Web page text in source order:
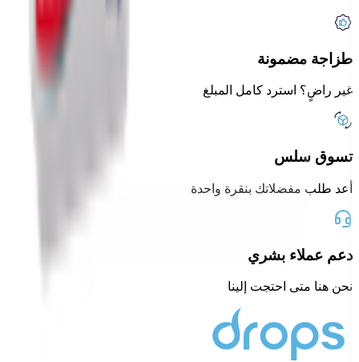
طزاجة مضمونة
غير راضٍ؟ استرد كامل المبلغ
تسوق سلس
أعد طلب مفضلاتك بنقرة واحدة
دعم عملاء بشري
نحن هنا متى احتجت إلينا